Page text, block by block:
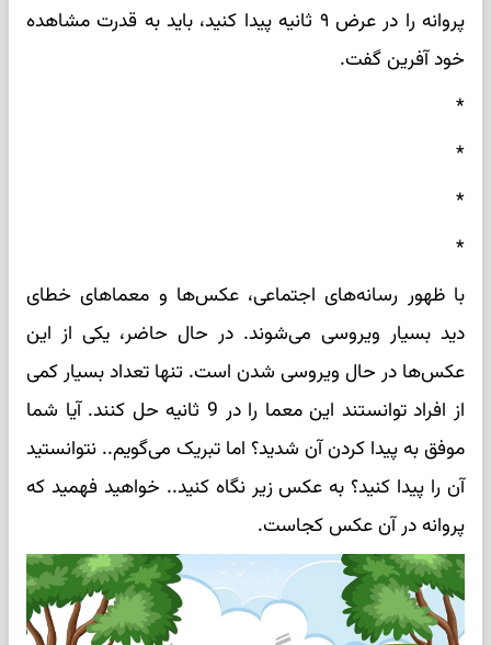
پروانه را در عرض ۹ ثانیه پیدا کنید، باید به قدرت مشاهده
خود آفرین گفت.
*
*
*
*
با ظهور رسانه‌های اجتماعی، عکس‌ها و معماهای خطای
دید بسیار ویروسی می‌شوند. در حال حاضر، یکی از این
عکس‌ها در حال ویروسی شدن است. تنها تعداد بسیار کمی
از افراد توانستند این معما را در 9 ثانیه حل کنند. آیا شما
موفق به پیدا کردن آن شدید؟ اما تبریک می‌گویم.. نتوانستید
آن را پیدا کنید؟ به عکس زیر نگاه کنید.. خواهید فهمید که
پروانه در آن عکس کجاست.